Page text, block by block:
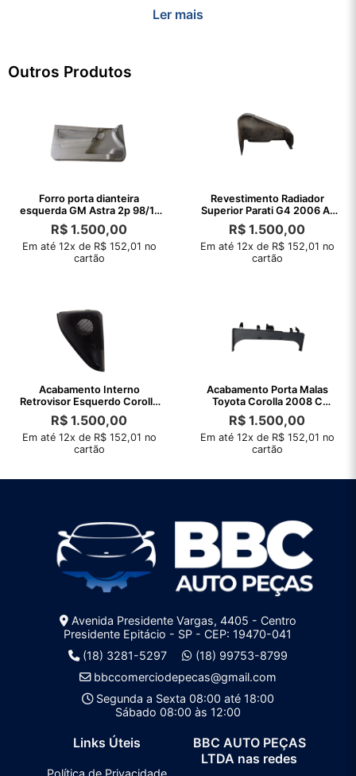
Ler mais
Outros Produtos
Forro porta dianteira
esquerda GM Astra 2p 98/11
C/detalhes
R$ 1.500,00
Em até 12x de R$ 152,01 no
cartão
Revestimento Radiador
Superior Parati G4 2006 A.
2002
R$ 1.500,00
Em até 12x de R$ 152,01 no
cartão
Acabamento Interno
Retrovisor Esquerdo Corolla
2003 A 2008
R$ 1.500,00
Em até 12x de R$ 152,01 no
cartão
Acabamento Porta Malas
Toyota Corolla 2008 C
Detalhe
R$ 1.500,00
Em até 12x de R$ 152,01 no
cartão
Avenida Presidente Vargas, 4405 - Centro
Presidente Epitácio - SP - CEP: 19470-041
(18) 3281-5297
(18) 99753-8799
bbccomerciodepecas@gmail.com
Segunda a Sexta 08:00 até 18:00
Sábado 08:00 às 12:00
Links Úteis
BBC AUTO PEÇAS
LTDA nas redes